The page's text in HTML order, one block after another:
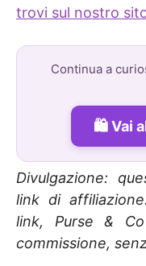
trovi sul nostro
Continua a
Vai
Divulgazione:
link di
link, Purse &
commissione,